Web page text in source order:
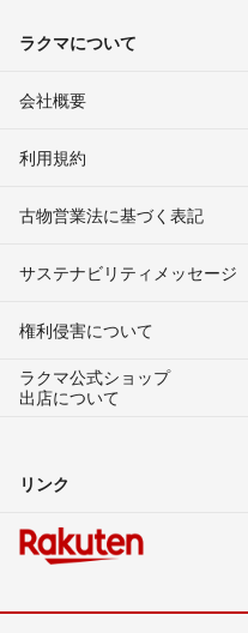
ラクマについて
会社概要
利用規約
古物営業法に基づく表記
サステナビリティメッセージ
権利侵害について
ラクマ公式ショップ
出店について
リンク